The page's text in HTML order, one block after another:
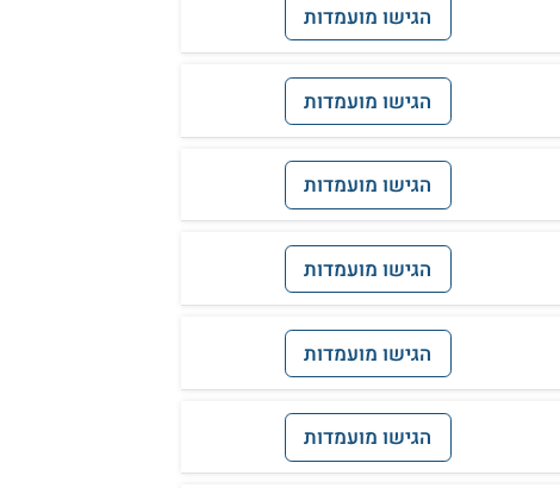
הגישו מועמדות
הגישו מועמדות
הגישו מועמדות
הגישו מועמדות
הגישו מועמדות
הגישו מועמדות